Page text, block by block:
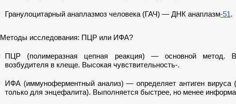
Гранулоцитарный анаплазмоз человека (ГАЧ) — ДНК анаплазм-51.
Методы исследования: ПЦР или ИФА?
ПЦР (полимеразная цепная реакция) — основной метод.
возбудителя в клеще. Высокая чувствительность-.
ИФА (иммуноферментный анализ) — определяет антиген вируса
только для энцефалита). Выполняется быстрее, но менее